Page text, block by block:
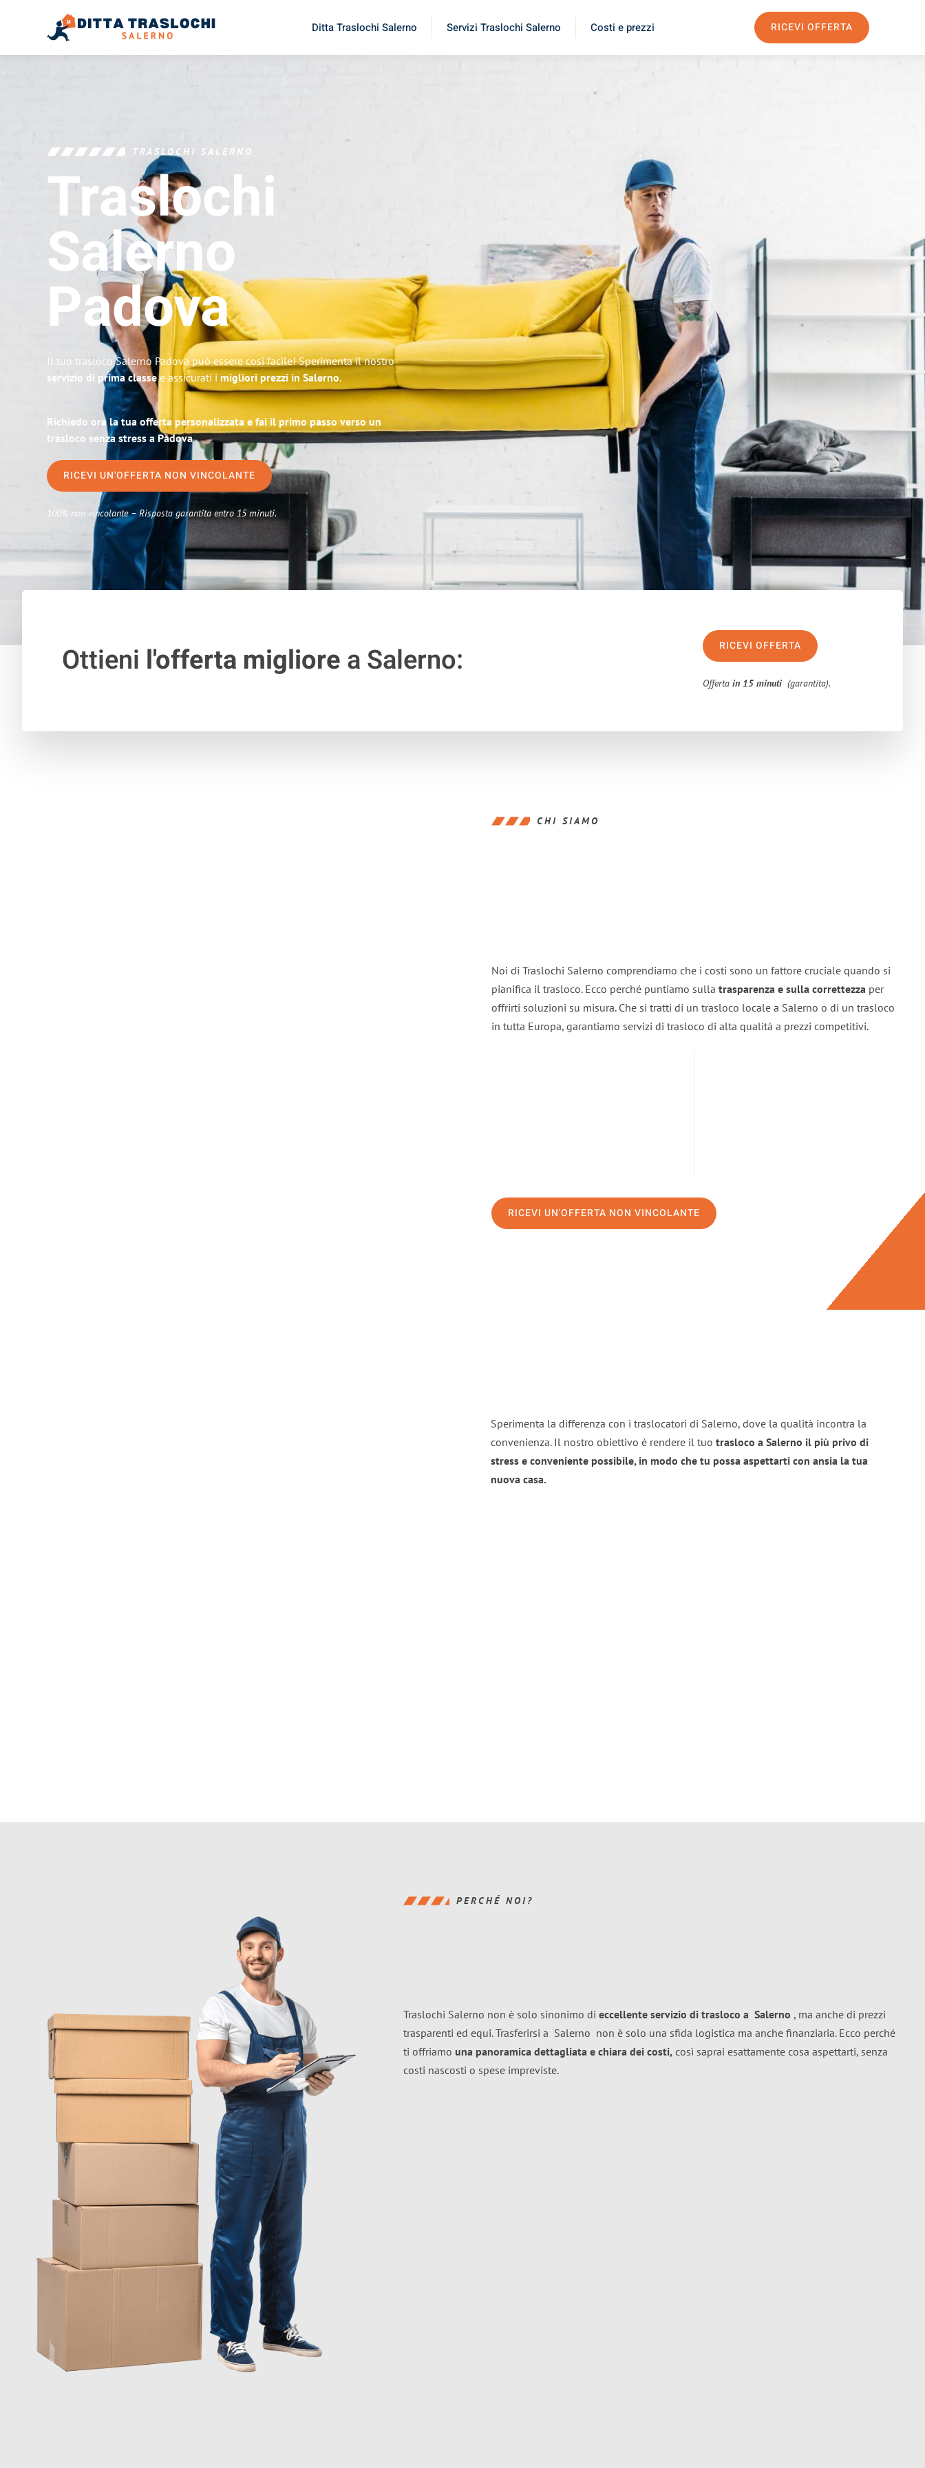
Ditta Traslochi Salerno Servizi Traslochi Salerno Costi e prezzi RICEVI OFFERTA
TRASLOCHI SALERNO
Traslochi
Salerno
Padova
Il tuo trasloco Salerno Padova può essere così facile! Sperimenta il nostro
servizio di prima classee assicurati i migliori prezzi in Salerno.
Richiedo ora la tua offerta personalizzata e fai il primo passo verso un
trasloco senza stress a Padova
RICEVI UN'OFFERTA NON VINCOLANTE
100% non vincolante – Risposta garantita entro 15 minuti.
Ottieni l'offerta migliorea Salerno: RICEVI OFFERTA
Offertain 15 minuti (garantita).
CHI SIAMO
Noi di Traslochi Salerno comprendiamo che i costi sono un fattore cruciale quando si
pianifica il trasloco. Ecco perché puntiamo sulla trasparenza e sulla correttezza per
offrirti soluzioni su misura. Che si tratti di un trasloco locale a Salerno o di un trasloco
in tutta Europa, garantiamo servizi di trasloco di alta qualità a prezzi competitivi.
RICEVI UN'OFFERTA NON VINCOLANTE
Sperimenta la differenza con i traslocatori di Salerno, dove la qualità incontra la
convenienza. Il nostro obiettivo è rendere il tuo trasloco a Salerno il più privo di
stress e conveniente possibile, in modo che tu possa aspettarti con ansia la tua
nuova casa.
PERCHÉ NOI?
Traslochi Salerno non è solo sinonimo di eccellente servizio di trasloco a Salerno , ma anche di prezzi
trasparenti ed equi. Trasferirsi a Salerno non è solo una sfida logistica ma anche finanziaria. Ecco perché
ti offriamo una panoramica dettagliata e chiara dei costi, così saprai esattamente cosa aspettarti, senza
costi nascosti o spese impreviste.